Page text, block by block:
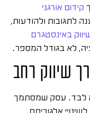
קידום אורגני
לתגובות ולהודעות,
באינסטגרם
לא בגודל המספר.
שיווק רחב
לבד. עסק שמסתמך